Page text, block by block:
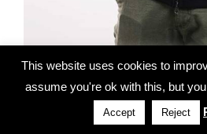
Magazzino
This website uses cookies to
assume you're ok with this, but
Accept Reject